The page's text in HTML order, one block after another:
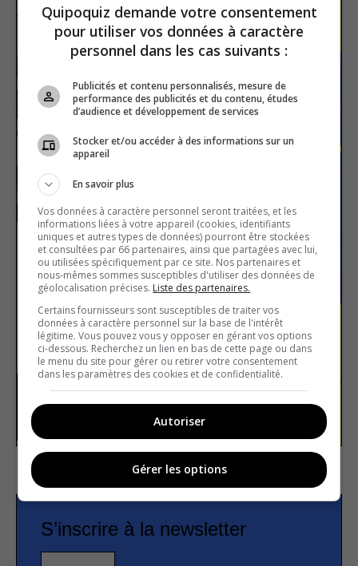
Vrai ou faux : Brexit
Vrai ou faux
S’inscrire à la newsletter
Quipoquiz demande votre consentement
pour utiliser vos données à caractère
personnel dans les cas suivants :
Publicités et contenu personnalisés, mesure de
performance des publicités et du contenu, études
d’audience et développement de services
Stocker et/ou accéder à des informations sur un
appareil
En savoir plus
Vos données à caractère personnel seront traitées, et les
informations liées à votre appareil (cookies, identifiants
uniques et autres types de données) pourront être stockées
et consultées par 66 partenaires, ainsi que partagées avec lui,
ou utilisées spécifiquement par ce site. Nos partenaires et
nous-mêmes sommes susceptibles d'utiliser des données de
géolocalisation précises. Liste des partenaires.
Certains fournisseurs sont susceptibles de traiter vos
données à caractère personnel sur la base de l'intérêt
légitime. Vous pouvez vous y opposer en gérant vos options
ci-dessous. Recherchez un lien en bas de cette page ou dans
le menu du site pour gérer ou retirer votre consentement
dans les paramètres des cookies et de confidentialité.
Autoriser
Gérer les options